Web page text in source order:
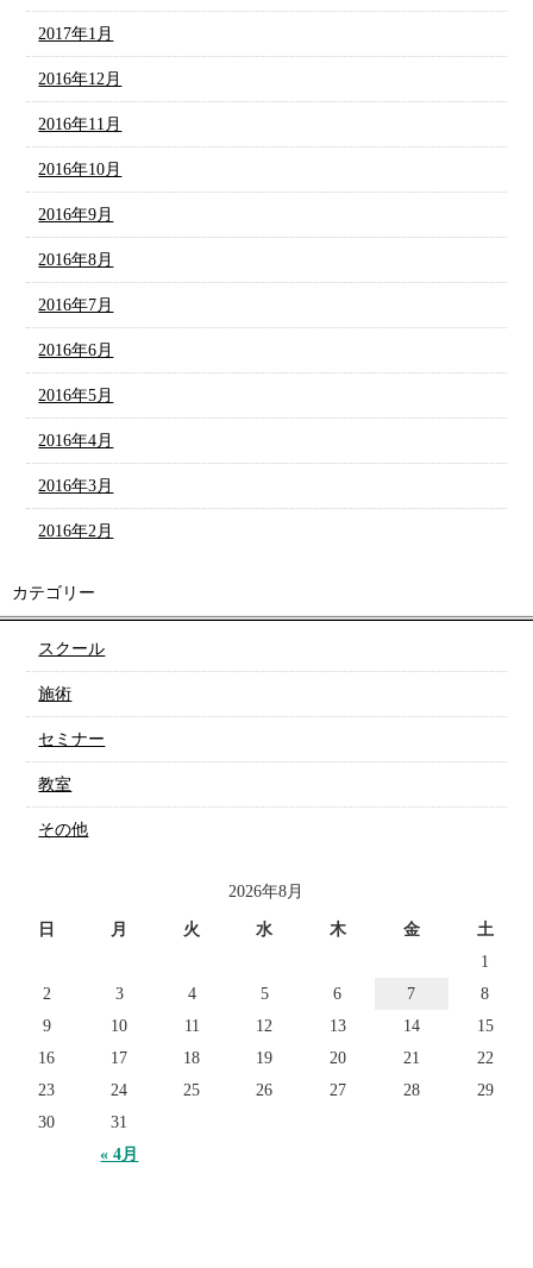
2017年1月
2016年12月
2016年11月
2016年10月
2016年9月
2016年8月
2016年7月
2016年6月
2016年5月
2016年4月
2016年3月
2016年2月
カテゴリー
スクール
施術
セミナー
教室
その他
2026年8月
日 月 火 水 木 金 土
« 4月
1
2
3 4 5 6 7
8
9
10 11 12 13 14
15
16
17 18 19 20 21
22
23
24 25 26 27 28
29
30
31